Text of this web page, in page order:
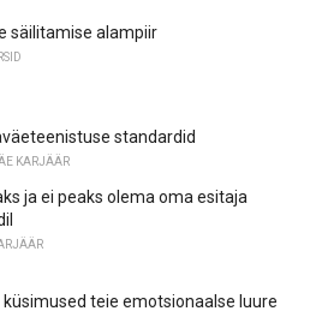
säilitamise alampiir
standardid
KARJÄÄR
ja ei peaks olema oma esitaja
küsimused teie emotsionaalse luure